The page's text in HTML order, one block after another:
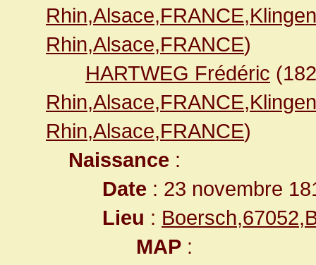
Rhin,Alsace,FRANCE)
HARTWEG Frédéric
Rhin,Alsace,FRANCE)
Naissance :
Date : 23 novembre
Lieu :
MAP :